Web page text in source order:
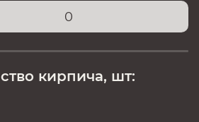
кирпича, шт: